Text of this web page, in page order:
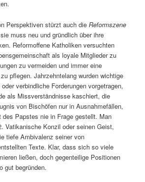
Perspektiven stürzt auch dieReformszene
muss neu und gründlich über ihre
Reformoffene Katholiken versuchten
als loyale Mitglieder zu
zu vermeiden und immer eine
pflegen. Jahrzehntelang wurden wichtige
verbindliche Forderungen vorgetragen,
als Missverständnisse kaschiert, die
von Bischöfen nur in Ausnahmefällen,
des Papstes nie in Frage gestellt. Man
Vatikanische Konzil oder seinen Geist,
tiefe Ambivalenz seiner von
Texte. Klar, dass sich so viele
ließen, doch gegenteilige Positionen
gut begründen.